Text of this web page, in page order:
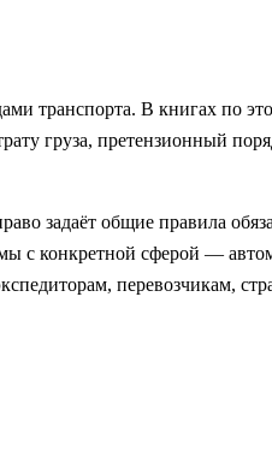
транспорта. В книгах по
груза, претензионный
задаёт общие правила
с конкретной сферой —
перевозчикам,